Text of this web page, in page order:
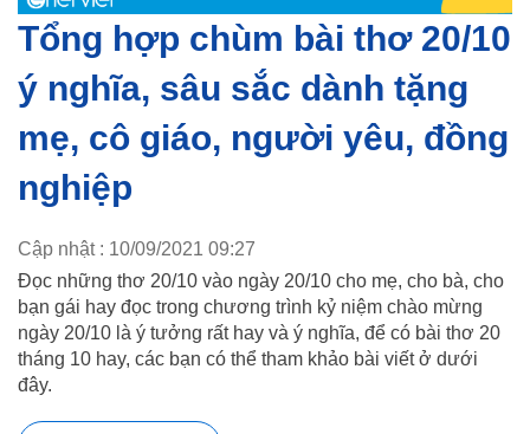
Tổng hợp chùm bài thơ 20/10
ý nghĩa, sâu sắc dành tặng
mẹ, cô giáo, người yêu, đồng
nghiệp
Cập nhật : 10/09/2021 09:27
Đọc những thơ 20/10 vào ngày 20/10 cho mẹ, cho bà, cho
bạn gái hay đọc trong chương trình kỷ niệm chào mừng
ngày 20/10 là ý tưởng rất hay và ý nghĩa, để có bài thơ 20
tháng 10 hay, các bạn có thể tham khảo bài viết ở dưới
đây.